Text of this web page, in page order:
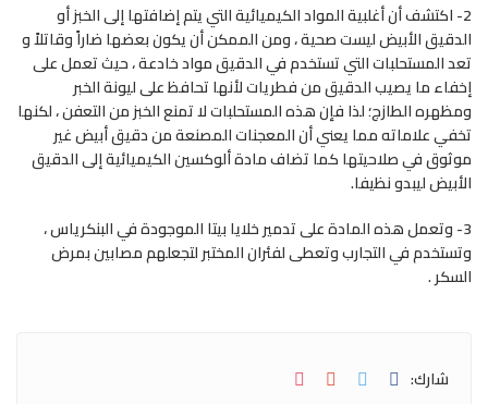
2- اكتشف أن أغلبية المواد الكيميائية التي يتم إضافتها إلى الخبز أو
الدقيق الأبيض ليست صحية ، ومن الممكن أن يكون بعضها ضاراً وقاتلاً و
تعد المستحلبات التي تستخدم في الدقيق مواد خادعة ، حيث تعمل على
إخفاء ما يصيب الدقيق من فطريات لأنها تحافظ على ليونة الخبر
ومظهره الطازج؛ لذا فإن هذه المستحلبات لا تمنع الخبز من التعفن ، لكنها
تخفي علاماته مما يعني أن المعجنات المصنعة من دقيق أبيض غير
موثوق في صلاحيتها كما تضاف مادة ألوكسين الكيميائية إلى الدقيق
الأبيض ليبدو نظيفا.
3- وتعمل هذه المادة على تدمير خلايا بيتا الموجودة في البنكرياس ،
وتستخدم في التجارب وتعطى لفئران المختبر لتجعلهم مصابين بمرض
السكر .
شارك: